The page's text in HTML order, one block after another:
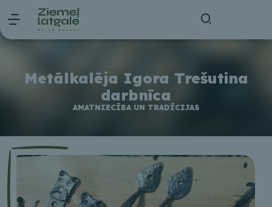
Metālkalēja Igora Trešutina
darbnīca
AMATNIECĪBA UN TRADĪCIJAS